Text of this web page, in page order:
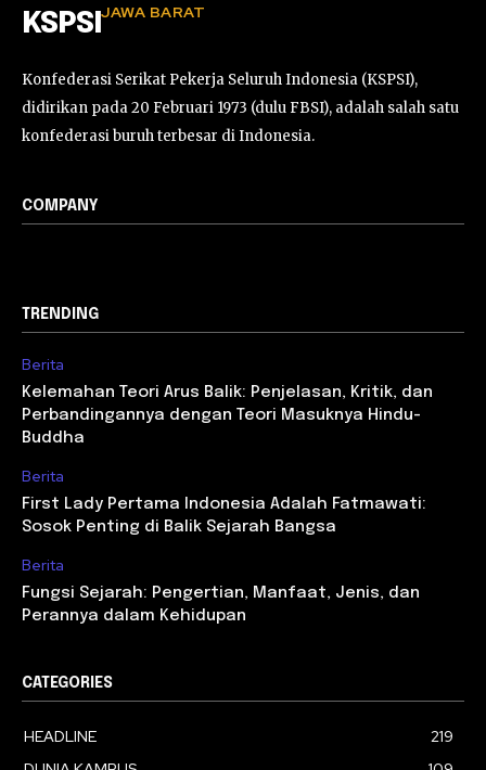
KSPSI JAWA BARAT
Konfederasi Serikat Pekerja Seluruh Indonesia (KSPSI),
didirikan pada 20 Februari 1973 (dulu FBSI), adalah salah satu
konfederasi buruh terbesar di Indonesia.
COMPANY
TRENDING
Berita
Kelemahan Teori Arus Balik: Penjelasan, Kritik, dan
Perbandingannya dengan Teori Masuknya Hindu-
Buddha
Berita
First Lady Pertama Indonesia Adalah Fatmawati:
Sosok Penting di Balik Sejarah Bangsa
Berita
Fungsi Sejarah: Pengertian, Manfaat, Jenis, dan
Perannya dalam Kehidupan
CATEGORIES
HEADLINE
219